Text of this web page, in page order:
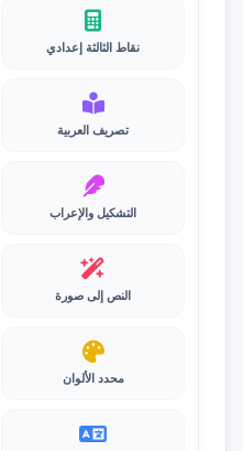
نقاط الثالثة إعدادي
تصريف العربية
التشكيل والإعراب
النص إلى صورة
محدد الألوان